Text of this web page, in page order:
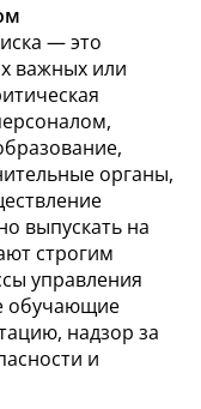
— это
важных или
органы,
выпускать на
строгим
управления
обучающие
надзор за
и